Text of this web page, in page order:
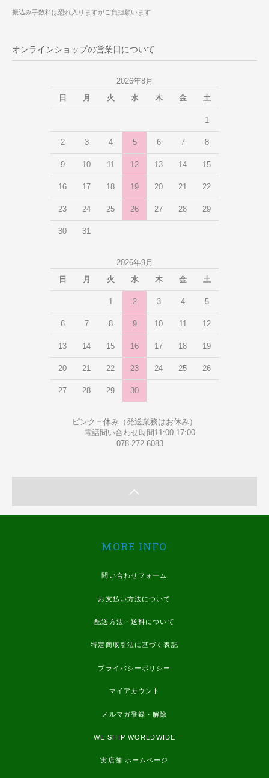
振込み手数料は恐れ入りますがご負担願います
オンラインショップの営業日について
2026年8月
日
月 火 水 木 金 土
1
2 3 4 5 6 7 8
9 10 11 12 13 14 15
16 17 18 19 20 21 22
23 24 25 26 27 28 29
30 31
2026年9月
日
月 火 水 木 金 土
1 2 3 4 5
6 7 8 9 10 11 12
13 14 15 16 17 18 19
20 21 22 23 24 25 26
27 28 29 30
ピンク＝休み（発送業務はお休み）
電話問い合わせ時間11:00-17:00
078-272-6083
MORE INFO
問い合わせフォーム
お支払い方法について
配送方法・送料について
特定商取引法に基づく表記
プライバシーポリシー
マイアカウント
メルマガ登録・解除
WE SHIP WORLDWIDE
実店舗 ホームページ